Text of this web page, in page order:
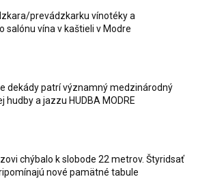
prevádzkarku vínotéky a
salónu vína v kaštieli v Modre
dekády patrí významný medzinárodný
a jazzu HUDBA MODRE
chýbalo k slobode 22 metrov. Štyridsať
nové pamätné tabule